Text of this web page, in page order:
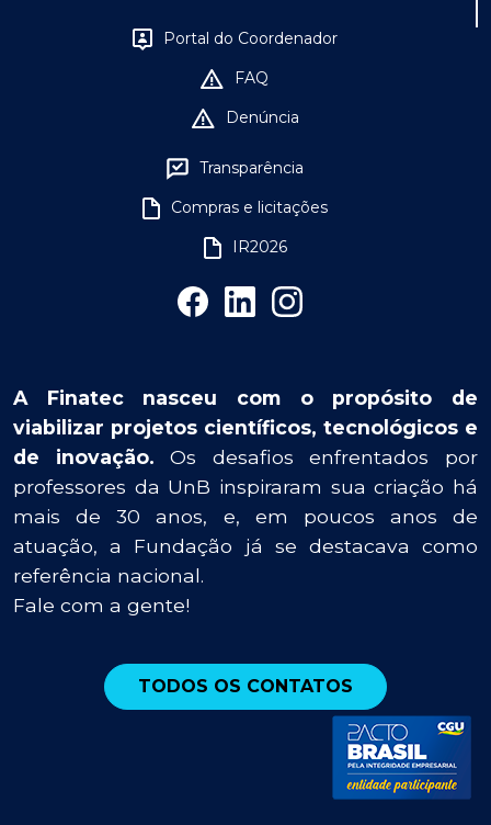
Portal do Coordenador
FAQ
Denúncia
Transparência
Compras e licitações
IR2026
A Finatec nasceu com o propósito de
viabilizar projetos científicos, tecnológicos e
de inovação. Os desafios enfrentados por
professores da UnB inspiraram sua criação há
mais de 30 anos, e, em poucos anos de
atuação, a Fundação já se destacava como
referência nacional.
Fale com a gente!
TODOS OS CONTATOS